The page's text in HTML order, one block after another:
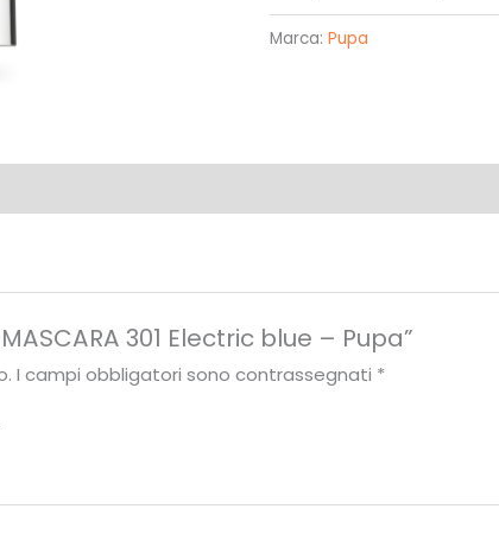
Electric
blue
Marca: Pupa
301 Electric blue – Pupa”
I campi obbligatori sono contrassegnati *